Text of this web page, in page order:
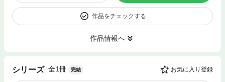
作品をチェックする
作品情報へ
シリーズ 全1冊 完結 お気に入り登録